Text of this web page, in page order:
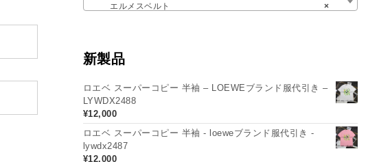
×
エルメスベルト
新製品
ロエベ スーパーコピー 半袖 – LOEWEブランド服代引き –
LYWDX2488
¥12,000
ロエベ スーパーコピー 半袖 - loeweブランド服代引き -
lywdx2487
¥12,000